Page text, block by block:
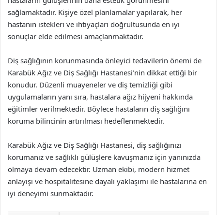
sağlamaktadır. Kişiye özel planlamalar yapılarak, her
hastanın istekleri ve ihtiyaçları doğrultusunda en iyi
sonuçlar elde edilmesi amaçlanmaktadır.
Diş sağlığının korunmasında önleyici tedavilerin önemi de
Karabük Ağız ve Diş Sağlığı Hastanesi’nin dikkat ettiği bir
konudur. Düzenli muayeneler ve diş temizliği gibi
uygulamaların yanı sıra, hastalara ağız hijyeni hakkında
eğitimler verilmektedir. Böylece hastaların diş sağlığını
koruma bilincinin artırılması hedeflenmektedir.
Karabük Ağız ve Diş Sağlığı Hastanesi, diş sağlığınızı
korumanız ve sağlıklı gülüşlere kavuşmanız için yanınızda
olmaya devam edecektir. Uzman ekibi, modern hizmet
anlayışı ve hospitalitesine dayalı yaklaşımı ile hastalarına en
iyi deneyimi sunmaktadır.